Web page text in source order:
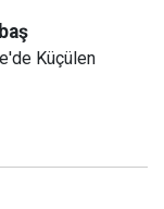
Küçülen